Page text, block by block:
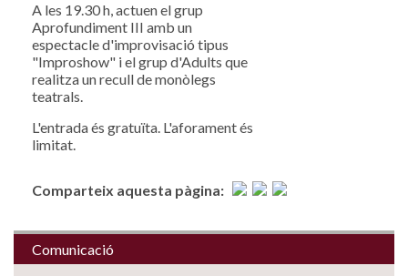
A les 19.30 h, actuen el grup
Aprofundiment III amb un
espectacle d'improvisació tipus
"Improshow" i el grup d'Adults que
realitza un recull de monòlegs
teatrals.
L'entrada és gratuïta. L'aforament és
limitat.
Comparteix aquesta pàgina:
Comunicació